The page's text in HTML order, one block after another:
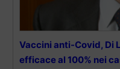
Vaccini anti-Covid, Di
efficace al 100% nei